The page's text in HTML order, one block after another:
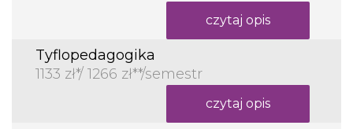
czytaj opis
Tyflopedagogika
1133 zł*/ 1266 zł**/semestr
czytaj opis